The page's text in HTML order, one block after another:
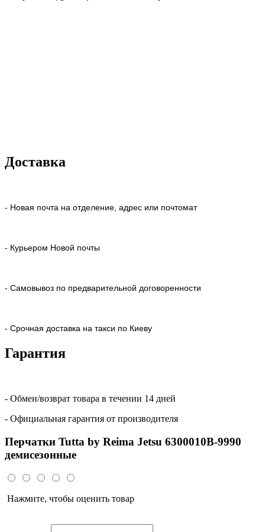
Доставка
- Новая почта на отделение, адрес или почтомат
- Курьером Новой почты
- Самовывоз по предварительной договоренности
- Срочная доставка на такси по Киеву
Гарантия
- Обмен/возврат товара в течении 14 дней
- Официальная гарантия от производителя
Перчатки Tutta by Reima Jetsu 6300010B-9990
демисезонные
Нажмите, чтобы оценить товар